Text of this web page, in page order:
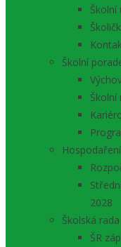
Školní
Školní
Školní
2028
Školská rada
ŠR